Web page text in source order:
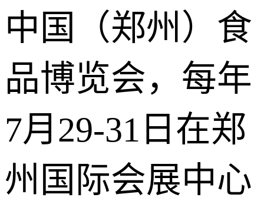
中国（郑州）食
品博览会，每年
7月29-31日在郑
州国际会展中心